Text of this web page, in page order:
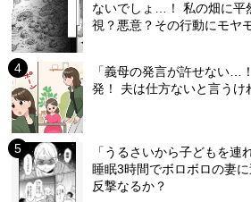
ないでしょ…！ 私の畑に
視？悪意？その行動にモヤ
「義母の発言が許せない…
発！ 夫は仕方ないと言うけ
「うるさいから子どもを連
睡眠3時間でボロボロの妻
反撃なるか？